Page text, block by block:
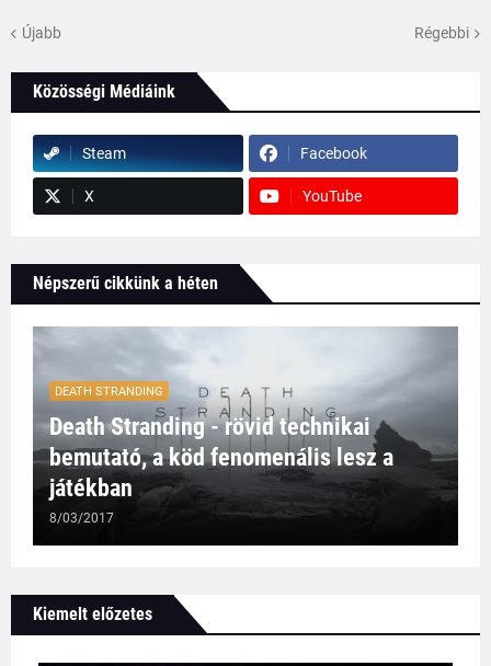
Újabb Régebbi
Közösségi Médiáink
Steam Facebook
X YouTube
Népszerű cikkünk a héten
DEATH STRANDING
Death Stranding - rövid technikai
bemutató, a köd fenomenális lesz a
játékban
8/03/2017
Kiemelt előzetes